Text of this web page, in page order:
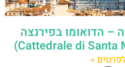
– הדואומו בפירנצה
»